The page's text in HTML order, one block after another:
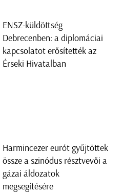
ENSZ-küldöttség
Debrecenben: a diplomáciai
kapcsolatot erősítették az
Érseki Hivatalban
Harmincezer eurót gyűjtöttek
össze a szinódus résztvevői a
gázai áldozatok
megsegítésére